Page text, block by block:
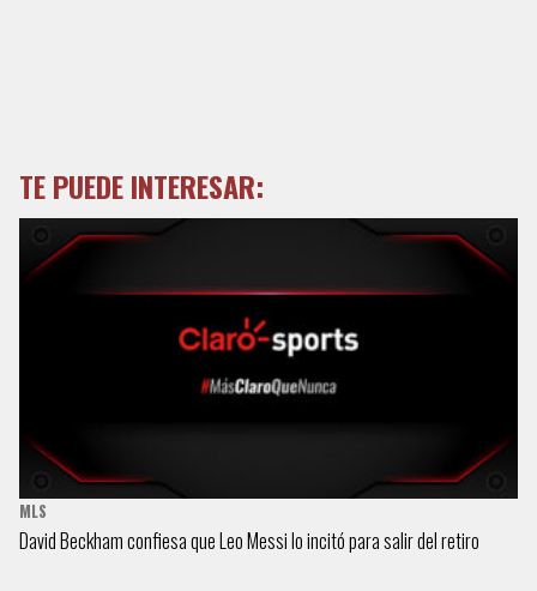
TE PUEDE INTERESAR:
MLS
David Beckham confiesa que Leo Messi lo incitó para salir del retiro